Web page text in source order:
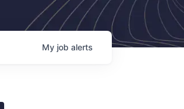
My job alerts